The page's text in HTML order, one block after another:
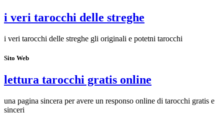
i veri tarocchi delle streghe
i veri tarocchi delle streghe gli originali e potetni tarocchi
Sito Web
lettura tarocchi gratis online
una pagina sincera per avere un responso online di tarocchi gratis e
sinceri